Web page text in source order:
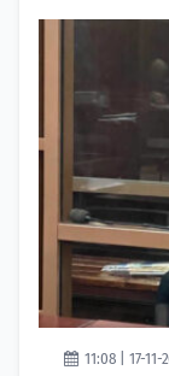
11:08 | 17-11-